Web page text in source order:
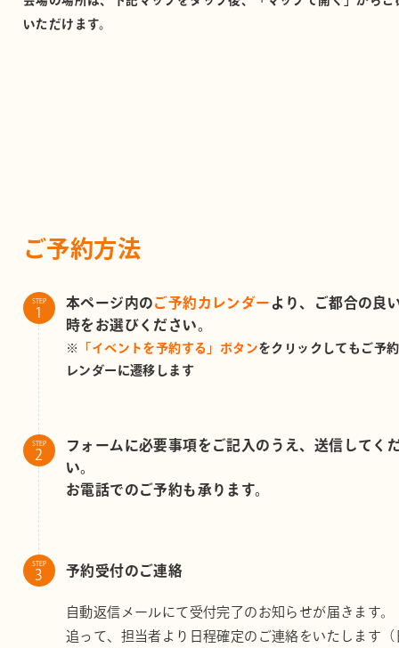
いただけます。
ご予約方法
STEP 本ページ内のご予約カレンダー より、ご都合の良
時をお選びください。
※ 「イベントを予約する」ボタンをクリックしてもご予
レンダーに遷移します
STEP
フォームに必要事項をご記入のうえ、送信してく
い。
お電話でのご予約も承ります。
STEP 予約受付のご連絡
自動返信メールにて受付完了のお知らせが届きます。
追って、担当者より日程確定のご連絡をいたします（